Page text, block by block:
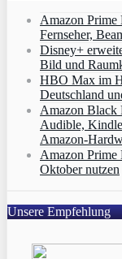
Amazon Prime
Fernseher,
Disney+
Bild und
HBO Max im
Deutschland
Amazon Black
Audible,
Amazon Prime
Oktober nutzen
Unsere Empfehlung